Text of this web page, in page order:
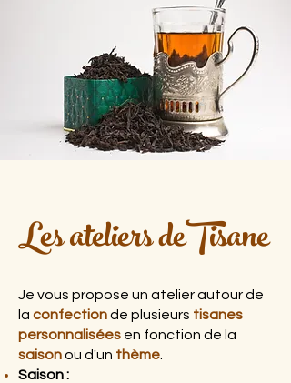
Les ateliers deTisane
Je vous propose un atelier autour de
la confectionde plusieurs tisanes
personnalisées en fonction de la
saisonou d'un thème
Saison :